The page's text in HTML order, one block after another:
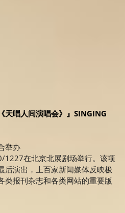
天唱人间演唱会》』SINGING
举办
在北京北展剧场举行。该项
后演出，上百家新闻媒体反映极
类报刊杂志和各类网站的重要版